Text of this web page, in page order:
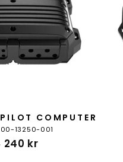
COMPUTER
13250-001
240 kr